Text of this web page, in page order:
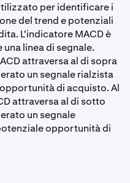
per identificare i
del trend e potenziali
L'indicatore MACD è
linea di segnale.
attraversa al di sopra
un segnale rialzista
di acquisto. Al
attraversa al di sotto
un segnale
opportunità di